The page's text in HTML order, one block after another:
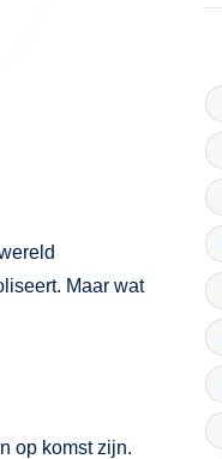
Maar wat
op komst zijn.